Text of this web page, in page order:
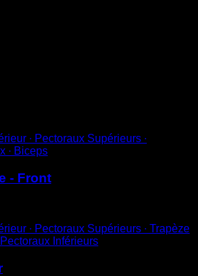
∙ Pectoraux Supérieurs ∙
∙ Biceps
- Front
∙ Pectoraux Supérieurs ∙ Trapèze
Inférieurs